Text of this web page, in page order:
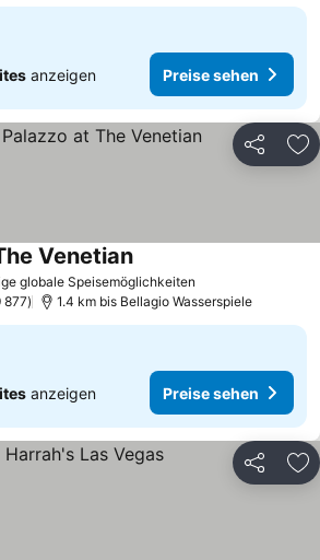
anzeigen Preise sehen
Teilen
globale Speisemöglichkeiten
Venetian
877 1.4 km bis Bellagio Wasserspiele
anzeigen Preise sehen
Teilen